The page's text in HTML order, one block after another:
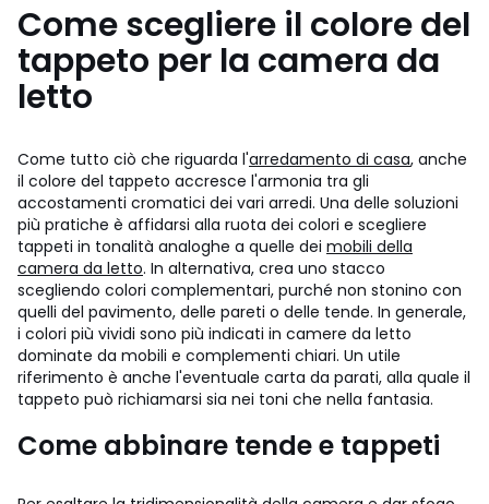
Come scegliere il colore del
tappeto per la camera da
letto
Come tutto ciò che riguarda l'arredamento di casa, anche
il colore del tappeto accresce l'armonia tra gli
accostamenti cromatici dei vari arredi. Una delle soluzioni
più pratiche è affidarsi alla ruota dei colori e scegliere
tappeti in tonalità analoghe a quelle dei mobili della
camera da letto. In alternativa, crea uno stacco
scegliendo colori complementari, purché non stonino con
quelli del pavimento, delle pareti o delle tende. In generale,
i colori più vividi sono più indicati in camere da letto
dominate da mobili e complementi chiari. Un utile
riferimento è anche l'eventuale carta da parati, alla quale il
tappeto può richiamarsi sia nei toni che nella fantasia.
Come abbinare tende e tappeti